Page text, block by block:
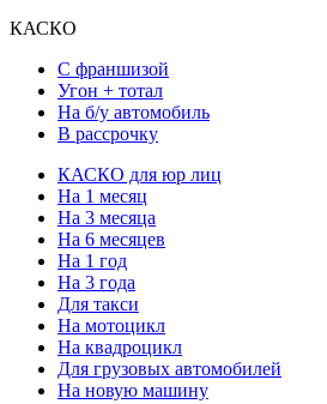
КАСКО
С франшизой
Угон + тотал
На б/у автомобиль
В рассрочку
КАСКО для юр лиц
На 1 месяц
На 3 месяца
На 6 месяцев
На 1 год
На 3 года
Для такси
На мотоцикл
На квадроцикл
Для грузовых автомобилей
На новую машину